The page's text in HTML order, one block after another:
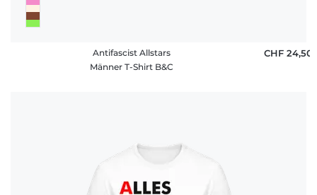
Antifascist Allstars
Männer T-Shirt B&C
CHF 24,50